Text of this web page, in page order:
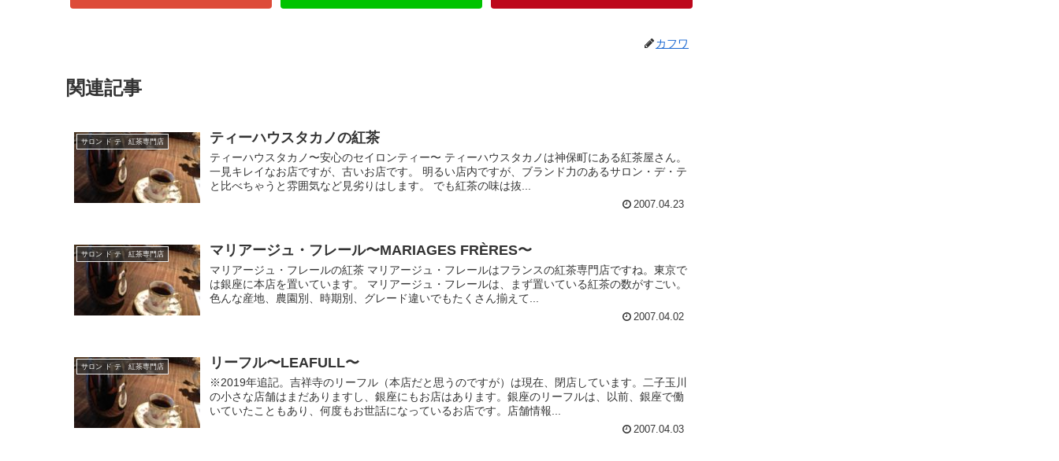
カフワ
関連記事
サロン ド テ 紅茶専門店 ティーハウスタカノの紅茶
ティーハウスタカノ〜安心のセイロンティー〜 ティーハウスタカノは神保町にある紅茶屋さん。
一見キレイなお店ですが、古いお店です。 明るい店内ですが、ブランド力のあるサロン・デ・テ
と比べちゃうと雰囲気など見劣りはします。 でも紅茶の味は抜...
2007.04.23
サロン ド テ 紅茶専門店 マリアージュ・フレール〜MARIAGES FRÈRES〜
マリアージュ・フレールの紅茶 マリアージュ・フレールはフランスの紅茶専門店ですね。東京で
は銀座に本店を置いています。 マリアージュ・フレールは、まず置いている紅茶の数がすごい。
色んな産地、農園別、時期別、グレード違いでもたくさん揃えて...
2007.04.02
サロン ド テ 紅茶専門店 リーフル〜LEAFULL〜
※2019年追記。吉祥寺のリーフル（本店だと思うのですが）は現在、閉店しています。二子玉川
の小さな店舗はまだありますし、銀座にもお店はあります。銀座のリーフルは、以前、銀座で働
いていたこともあり、何度もお世話になっているお店です。店舗情報...
2007.04.03